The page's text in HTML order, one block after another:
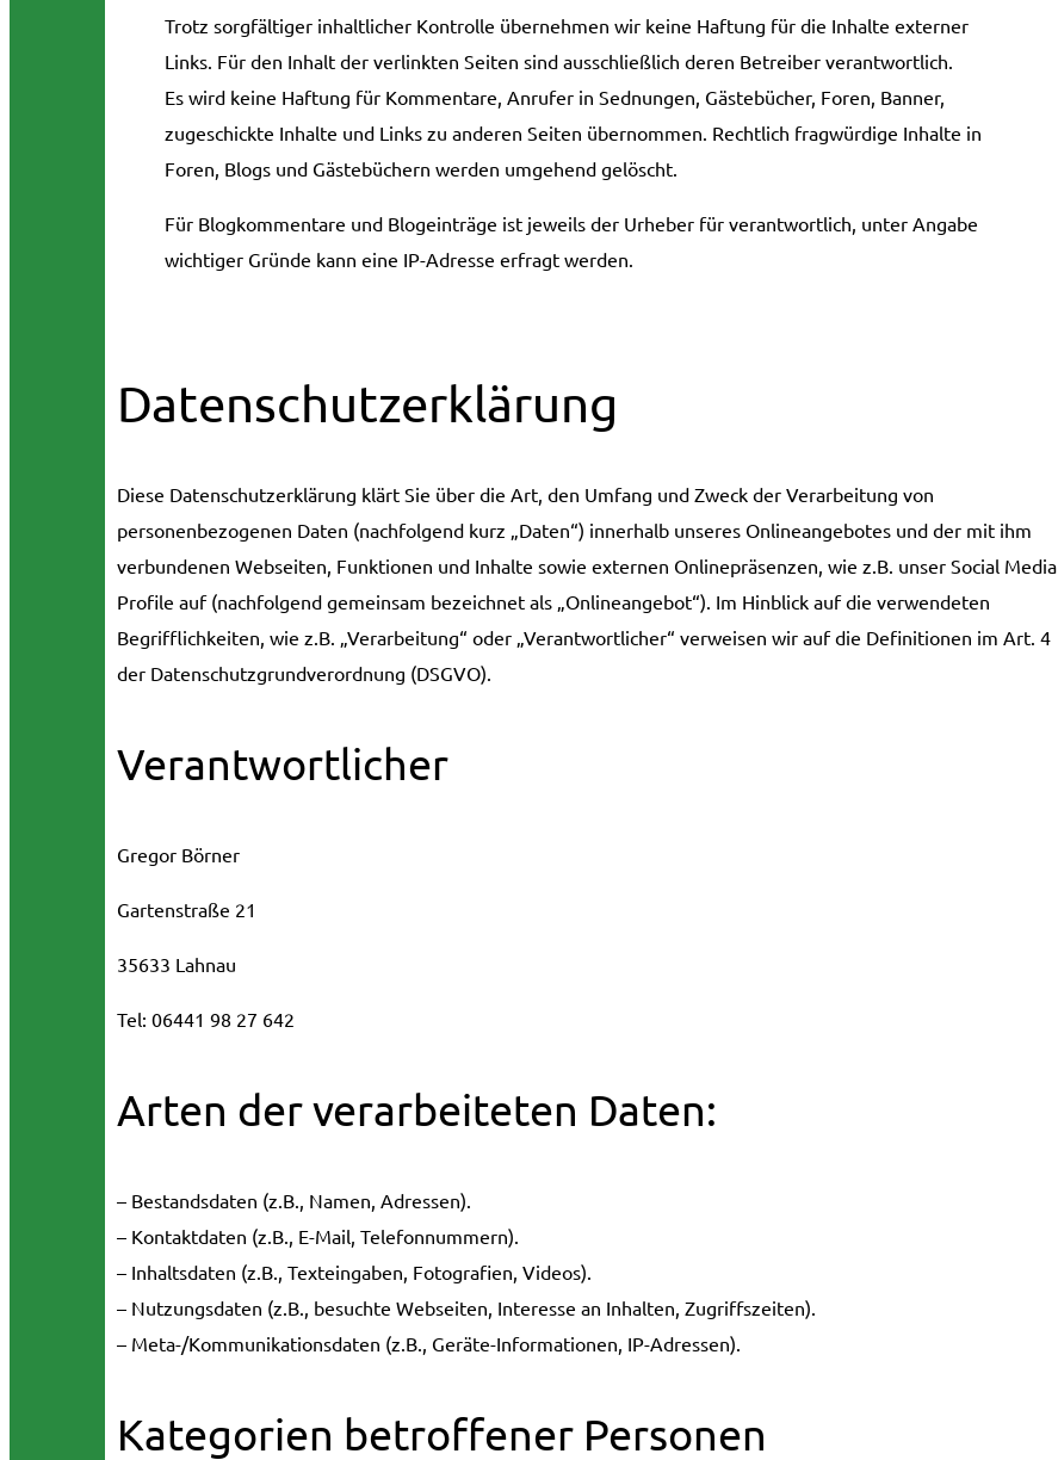
Trotz sorgfältiger inhaltlicher Kontrolle übernehmen wir keine Haftung für die Inhalte externer
Links. Für den Inhalt der verlinkten Seiten sind ausschließlich deren Betreiber verantwortlich.
Es wird keine Haftung für Kommentare, Anrufer in Sednungen, Gästebücher, Foren, Banner,
zugeschickte Inhalte und Links zu anderen Seiten übernommen. Rechtlich fragwürdige Inhalte in
Foren, Blogs und Gästebüchern werden umgehend gelöscht.
Für Blogkommentare und Blogeinträge ist jeweils der Urheber für verantwortlich, unter Angabe
wichtiger Gründe kann eine IP-Adresse erfragt werden.
Datenschutzerklärung
Diese Datenschutzerklärung klärt Sie über die Art, den Umfang und Zweck der Verarbeitung von
personenbezogenen Daten (nachfolgend kurz „Daten“) innerhalb unseres Onlineangebotes und der mit ihm
verbundenen Webseiten, Funktionen und Inhalte sowie externen Onlinepräsenzen, wie z.B. unser Social Media
Profile auf (nachfolgend gemeinsam bezeichnet als „Onlineangebot“). Im Hinblick auf die verwendeten
Begrifflichkeiten, wie z.B. „Verarbeitung“ oder „Verantwortlicher“ verweisen wir auf die Definitionen im Art. 4
der Datenschutzgrundverordnung (DSGVO).
Verantwortlicher
Gregor Börner
Gartenstraße 21
35633 Lahnau
Tel: 06441 98 27 642
Arten der verarbeiteten Daten:
– Bestandsdaten (z.B., Namen, Adressen).
– Kontaktdaten (z.B., E-Mail, Telefonnummern).
– Inhaltsdaten (z.B., Texteingaben, Fotografien, Videos).
– Nutzungsdaten (z.B., besuchte Webseiten, Interesse an Inhalten, Zugriffszeiten).
– Meta-/Kommunikationsdaten (z.B., Geräte-Informationen, IP-Adressen).
Kategorien betroffener Personen